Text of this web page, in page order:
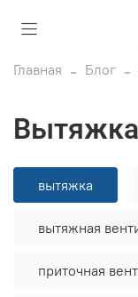
Главная Блог
вытяжка
вытяжка
вытяжная
приточная